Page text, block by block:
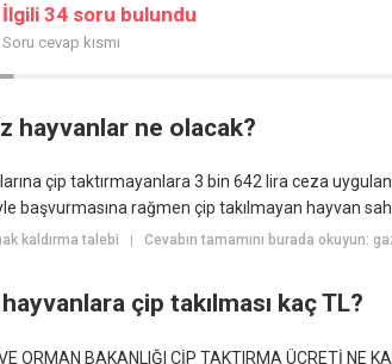
İlgili 34 soru bulundu
Soru cevap kısmı
hayvanlar ne olacak?
çip taktırmayanlara 3 bin 642 lira ceza
başvurmasına rağmen çip takılmayan hayvan
kaldırma talebi | Cevabın tamamını burada okuyun:
çip takılması kaç TL?
ORMAN BAKANLIĞI ÇİP TAKTIRMA ÜCRETİ